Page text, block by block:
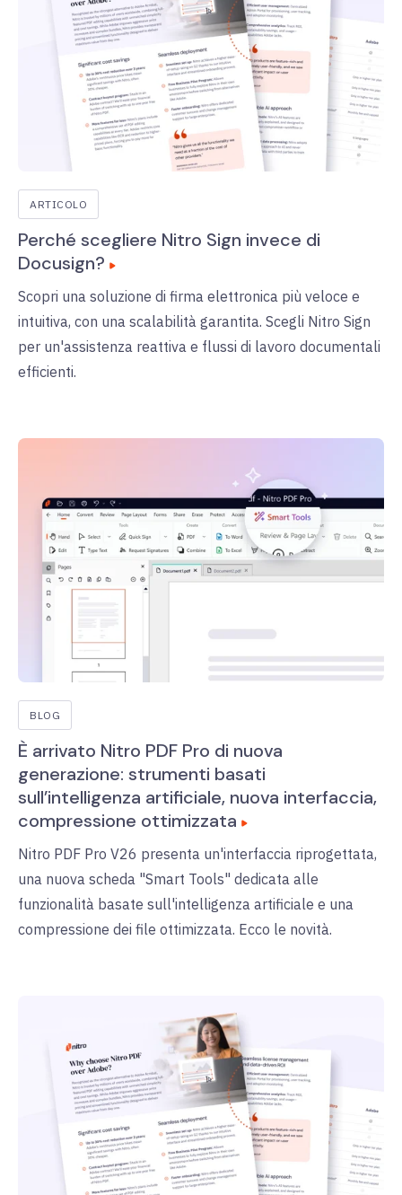
ARTICOLO
Perché scegliere Nitro Sign invece di
Docusign?
Scopri una soluzione di firma elettronica più veloce e
intuitiva, con una scalabilità garantita. Scegli Nitro Sign
per un'assistenza reattiva e flussi di lavoro documentali
efficienti.
BLOG
È arrivato Nitro PDF Pro di nuova
generazione: strumenti basati
sull’intelligenza artificiale, nuova interfaccia,
compressione ottimizzata
Nitro PDF Pro V26 presenta un'interfaccia riprogettata,
una nuova scheda "Smart Tools" dedicata alle
funzionalità basate sull'intelligenza artificiale e una
compressione dei file ottimizzata. Ecco le novità.